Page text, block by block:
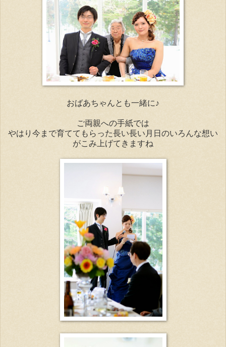
おばあちゃんとも一緒に♪
ご両親への手紙では
やはり今まで育ててもらった長い長い月日のいろんな想い
がこみ上げてきますね